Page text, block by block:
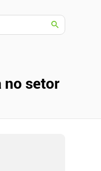
no setor